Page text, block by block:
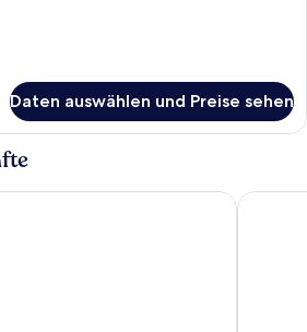
Daten auswählen und Preise sehen
The